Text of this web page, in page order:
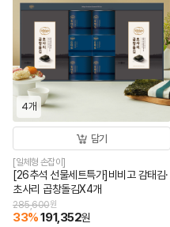
4개
담기
[일체형 손잡이]
[26추석 선물세트특가]비비고 감태김·
초사리 곱창돌김X4개
285,600원
33%191,352원